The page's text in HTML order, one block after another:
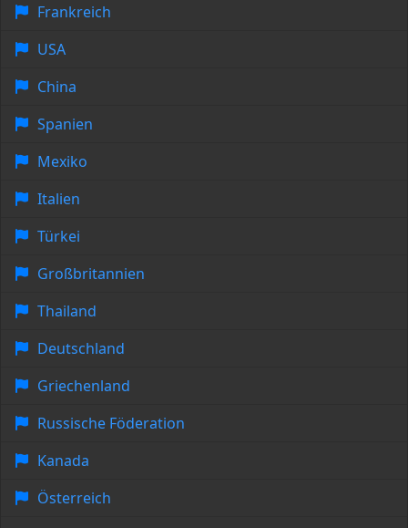
Frankreich
USA
China
Spanien
Mexiko
Italien
Türkei
Großbritannien
Thailand
Deutschland
Griechenland
Russische Föderation
Kanada
Österreich